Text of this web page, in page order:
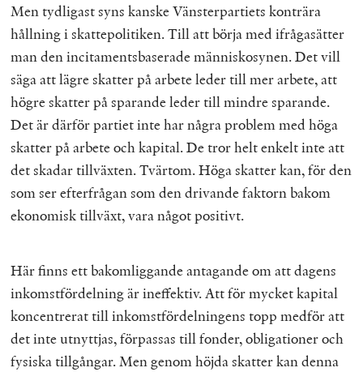
Men tydligast syns kanske Vänsterpartiets konträra
hållning i skattepolitiken. Till att börja med ifrågasätter
man den incitamentsbaserade människosynen. Det vill
säga att lägre skatter på arbete leder till mer arbete, att
högre skatter på sparande leder till mindre sparande.
Det är därför partiet inte har några problem med höga
skatter på arbete och kapital. De tror helt enkelt inte att
det skadar tillväxten. Tvärtom. Höga skatter kan, för den
som ser efterfrågan som den drivande faktorn bakom
ekonomisk tillväxt, vara något positivt.
Här finns ett bakomliggande antagande om att dagens
inkomstfördelning är ineffektiv. Att för mycket kapital
koncentrerat till inkomstfördelningens topp medför att
det inte utnyttjas, förpassas till fonder, obligationer och
fysiska tillgångar. Men genom höjda skatter kan denna